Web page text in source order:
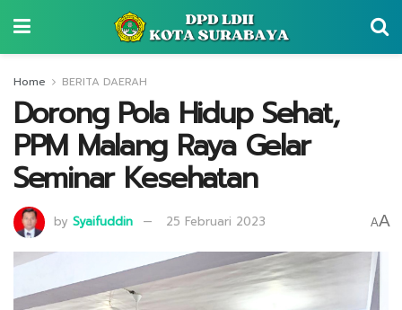
Home BERITA DAERAH
Dorong Pola Hidup Sehat,
PPM Malang Raya Gelar
Seminar Kesehatan
by Syaifuddin 25 Februari 2023 AA